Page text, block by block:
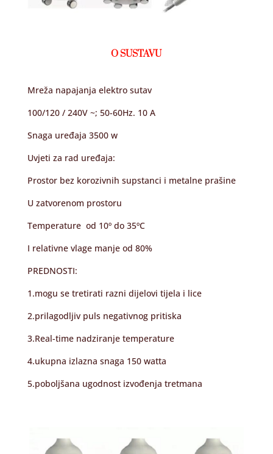
O SUSTAVU
Mreža napajanja elektro sutav
100/120 / 240V ~; 50-60Hz. 10 A
Snaga uređaja 3500 w
Uvjeti za rad uređaja:
Prostor bez korozivnih supstanci i metalne prašine
U zatvorenom prostoru
Temperature od 10º do 35ºC
I relativne vlage manje od 80%
PREDNOSTI:
1.mogu se tretirati razni dijelovi tijela i lice
2.prilagodljiv puls negativnog pritiska
3.Real-time nadziranje temperature
4.ukupna izlazna snaga 150 watta
5.poboljšana ugodnost izvođenja tretmana